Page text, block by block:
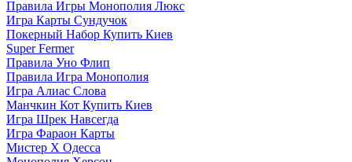
Правила Игры Монополия Люкс
Игра Карты Сундучок
Покерный Набор Купить Киев
Super Fermer
Правила Уно Флип
Правила Игра Монополия
Игра Алиас Слова
Манчкин Кот Купить Киев
Игра Шрек Навсегда
Игра Фараон Карты
Мистер Х Одесса